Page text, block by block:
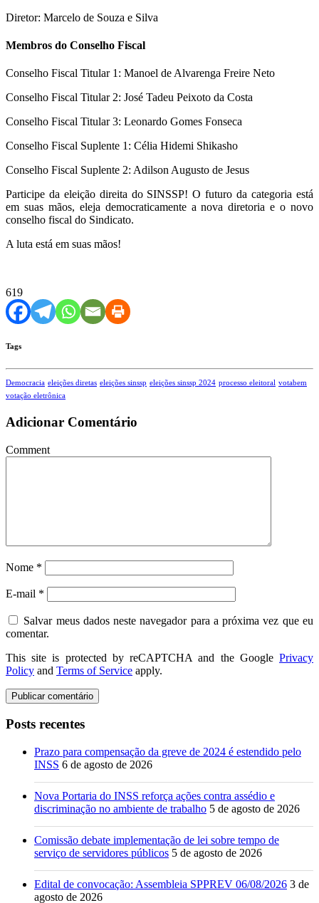
Diretor: Marcelo de Souza e Silva
Membros do Conselho Fiscal
Conselho Fiscal Titular 1: Manoel de Alvarenga Freire Neto
Conselho Fiscal Titular 2: José Tadeu Peixoto da Costa
Conselho Fiscal Titular 3: Leonardo Gomes Fonseca
Conselho Fiscal Suplente 1: Célia Hidemi Shikasho
Conselho Fiscal Suplente 2: Adilson Augusto de Jesus
Participe da eleição direita do SINSSP! O futuro da categoria está
em suas mãos, eleja democraticamente a nova diretoria e o novo
conselho fiscal do Sindicato.
A luta está em suas mãos!
619
Tags
Democracia eleições diretas eleições sinssp eleições sinssp 2024 processo eleitoral votabem
votação eletrônica
Adicionar Comentário
Comment
Nome *
E-mail *
Salvar meus dados neste navegador para a próxima vez que eu
comentar.
This site is protected by reCAPTCHA and the Google Privacy
Policy and Terms of Service apply.
Posts recentes
Prazo para compensação da greve de 2024 é estendido pelo
INSS 6 de agosto de 2026
Nova Portaria do INSS reforça ações contra assédio e
discriminação no ambiente de trabalho 5 de agosto de 2026
Comissão debate implementação de lei sobre tempo de
serviço de servidores públicos 5 de agosto de 2026
Edital de convocação: Assembleia SPPREV 06/08/2026 3 de
agosto de 2026